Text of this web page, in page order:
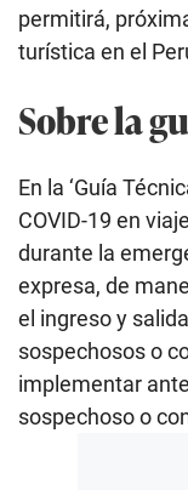
permitirá,
turística en el
Sobre la
En la ‘Guía
COVID-19 en
durante la
expresa, de
el ingreso y
sospechosos o
implementar
sospechoso o